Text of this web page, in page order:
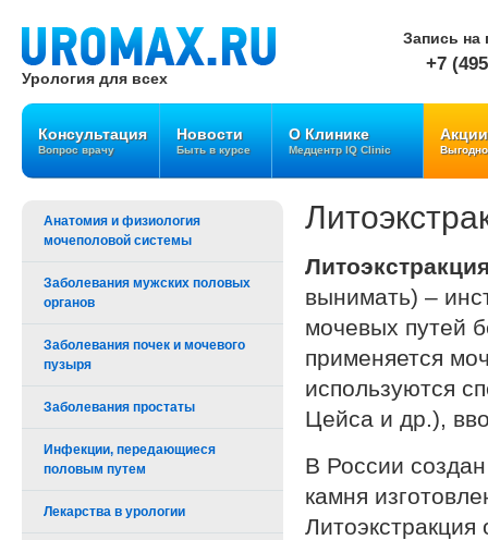
Урология для всех
Запись на
+7
Консультация
Вопрос врачу
Новости
Быть в курсе
О Клинике
Медцентр IQ Clinic
Акции
Анатомия и физиология
мочеполовой системы
Заболевания мужских половых
органов
Заболевания почек и мочевого
пузыря
Заболевания простаты
Инфекции, передающиеся
половым путем
Лекарства в урологии
вынимать) –
мочевых путей
применяется
используются
Цейса и др.),
В России
камня